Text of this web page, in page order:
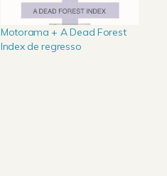
Motorama + A Dead Forest
Index de regresso